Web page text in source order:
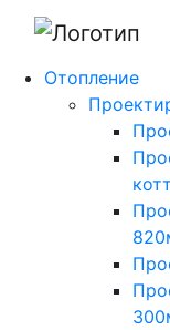
Отопление